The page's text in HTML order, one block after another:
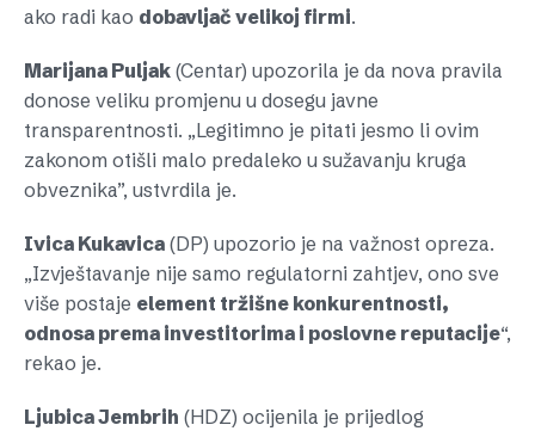
ako radi kao dobavljač velikoj firmi.
Marijana Puljak (Centar) upozorila je da nova pravila
donose veliku promjenu u dosegu javne
transparentnosti. „Legitimno je pitati jesmo li ovim
zakonom otišli malo predaleko u sužavanju kruga
obveznika”, ustvrdila je.
Ivica Kukavica (DP) upozorio je na važnost opreza.
„Izvještavanje nije samo regulatorni zahtjev, ono sve
više postaje element tržišne konkurentnosti,
odnosa prema investitorima i poslovne reputacije“,
rekao je.
Ljubica Jembrih (HDZ) ocijenila je prijedlog